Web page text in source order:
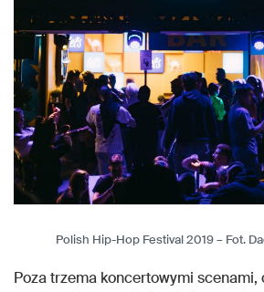
Polish Hip-Hop Festival 2019 – Fot.
Poza trzema koncertowymi scenami,